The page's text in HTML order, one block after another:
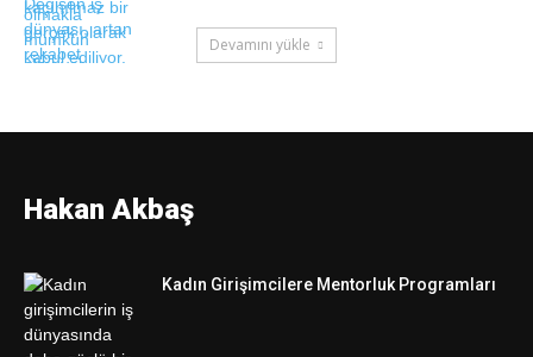
Devamını yükle
Hakan Akbaş
Kadın Girişimcilere Mentorluk Programları